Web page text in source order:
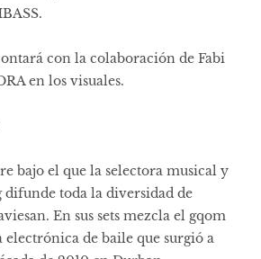
con la colaboración de Fabi
en los visuales.
bajo el que la selectora musical y
difunde toda la diversidad de
En sus sets mezcla el gqom
electrónica de baile que surgió a